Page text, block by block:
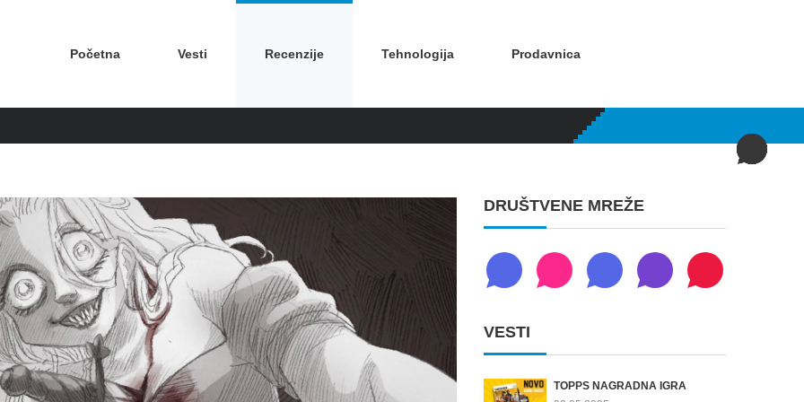
Početna Vesti Recenzije Tehnologija Prodavnica
DRUŠTVENE MREŽE
VESTI
TOPPS NAGRADNA IGRA